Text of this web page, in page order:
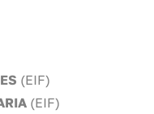
(EIF)
(EIF)